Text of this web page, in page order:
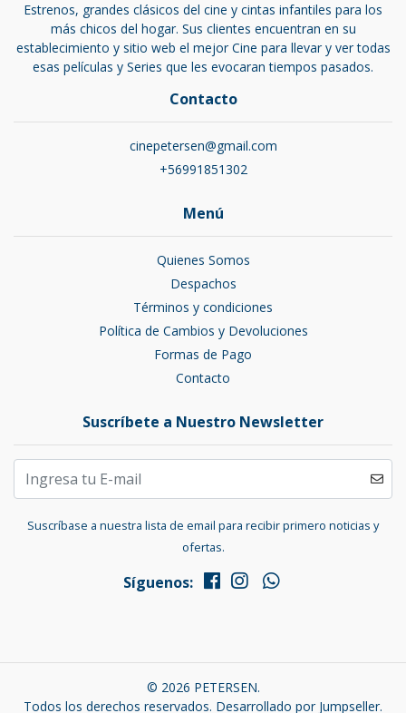
Estrenos, grandes clásicos del cine y cintas infantiles para los
más chicos del hogar. Sus clientes encuentran en su
establecimiento y sitio web el mejor Cine para llevar y ver todas
esas películas y Series que les evocaran tiempos pasados.
Contacto
cinepetersen@gmail.com
+56991851302
Menú
Quienes Somos
Despachos
Términos y condiciones
Política de Cambios y Devoluciones
Formas de Pago
Contacto
Suscríbete a Nuestro Newsletter
Suscríbase a nuestra lista de email para recibir primero noticias y
ofertas.
Síguenos:
© 2026 PETERSEN.
Todos los derechos reservados. Desarrollado por Jumpseller.